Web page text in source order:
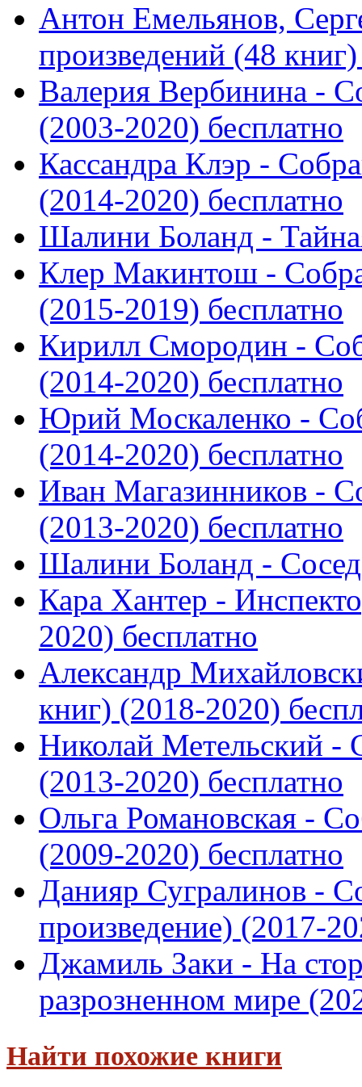
Антон Емельянов,
произведений (48
Валерия Вербинина -
(2003-2020) бесплатно
Кассандра Клэр -
(2014-2020) бесплатно
Шалини Боланд -
Клер Макинтош -
(2015-2019) бесплатно
Кирилл Смородин -
(2014-2020) бесплатно
Юрий Москаленко -
(2014-2020) бесплатно
Иван Магазинников -
(2013-2020) бесплатно
Шалини Боланд -
Кара Хантер -
2020) бесплатно
Александр
книг) (2018-2020)
Николай Метельский -
(2013-2020) бесплатно
Ольга Романовская -
(2009-2020) бесплатно
Данияр Сугралинов -
произведение) (2017-
Джамиль Заки - На
разрозненном мире
Найти похожие книги